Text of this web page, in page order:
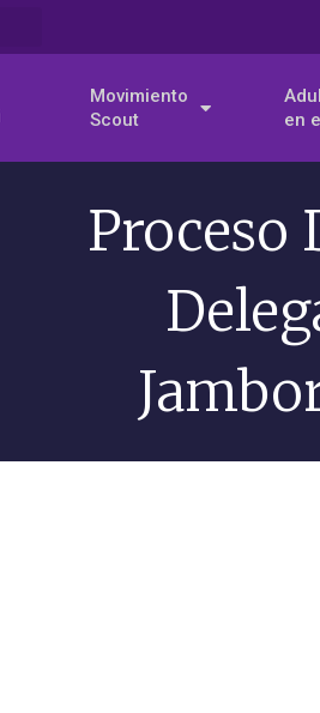
Movimiento
Scout
en
Proceso